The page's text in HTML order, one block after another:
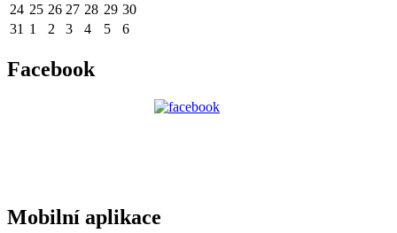
24 25 26 27 28 29 30
31 1 2 3 4 5 6
Facebook
Mobilní aplikace